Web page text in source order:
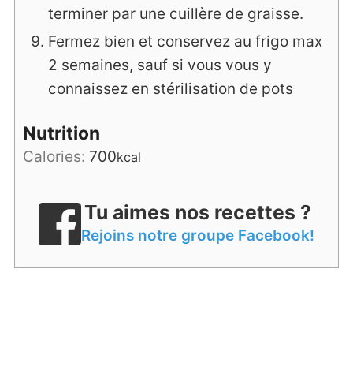
terminer par une cuillère de graisse.
Fermez bien et conservez au frigo max
2 semaines, sauf si vous vous y
connaissez en stérilisation de pots
Nutrition
Calories: 700kcal
Tu aimes nos recettes ?
Rejoins notre groupe Facebook!